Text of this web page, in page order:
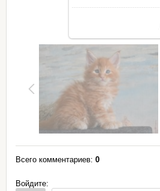
Всего комментариев: 0
Войдите: